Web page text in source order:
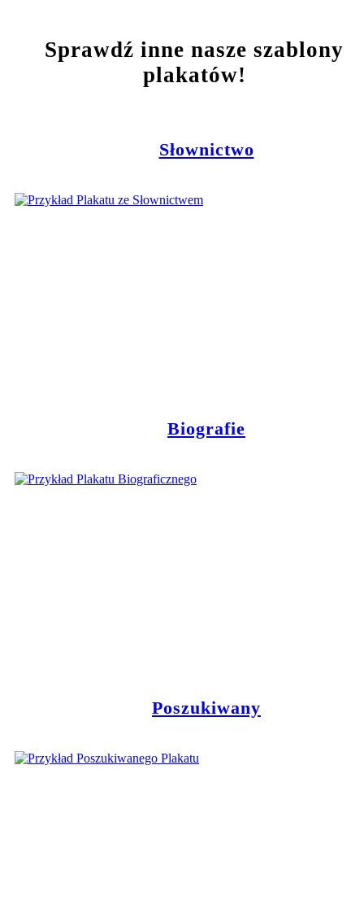
Sprawdź inne nasze szablony
plakatów!
Słownictwo
Biografie
Poszukiwany